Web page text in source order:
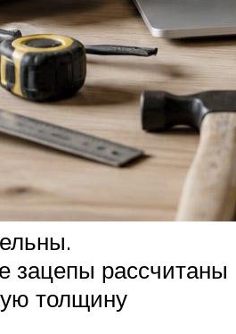
зацепы рассчитаны
толщину